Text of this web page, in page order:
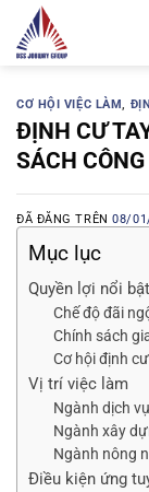
Chuyển
đến
dungCƠ HỘI VIỆC LÀM,
ĐỊNH CƯ
SÁCH
ĐÃ ĐĂNG TRÊN08/
Mục lục
Quyền lợi nổi
Chế độ đãi
Chính sách
Cơ hội định
Vị trí việc làm
Ngành dịch
Ngành xây
Ngành nông
Điều kiện ứng